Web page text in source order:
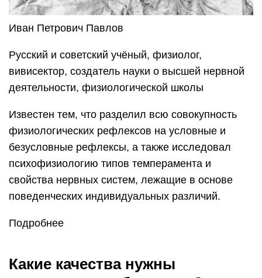
Иван Петрович Павлов
Русский и советский учёный, физиолог,
вивисектор, создатель науки о высшей нервной
деятельности, физиологической школы
Известен тем, что разделил всю совокупность
физиологических рефлексов на условные и
безусловные рефлексы, а также исследовал
психофизиологию типов темперамента и
свойства нервных систем, лежащие в основе
поведенческих индивидуальных различий.
Подробнее
Какие качества нужны